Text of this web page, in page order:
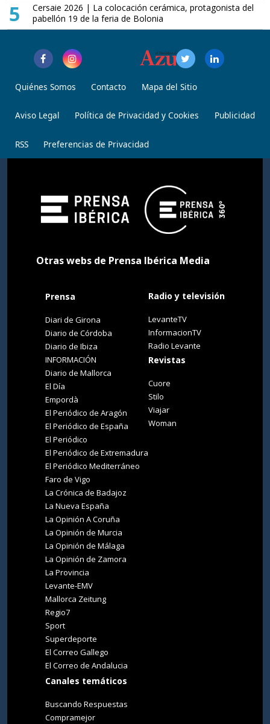
5
Cersaie 2026 | La colocación cerámica, protagonista del
pabellón 19 de la feria de Bolonia
Quiénes Somos Contacto Mapa del Sitio
Aviso Legal Política de Privacidad y Cookies Publicidad
RSS Preferencias de Privacidad
Otras webs de Prensa Ibérica Media
Prensa
Diari de Girona
Diario de Córdoba
Diario de Ibiza
INFORMACIÓN
Diario de Mallorca
El Día
Empordà
El Periódico de Aragón
El Periódico de España
El Periódico
El Periódico de Extremadura
El Periódico Mediterráneo
Faro de Vigo
La Crónica de Badajoz
La Nueva España
La Opinión A Coruña
La Opinión de Murcia
La Opinión de Málaga
La Opinión de Zamora
La Provincia
Levante-EMV
Mallorca Zeitung
Regio7
Sport
Superdeporte
El Correo Gallego
El Correo de Andalucia
Canales temáticos
Buscando Respuestas
Compramejor
Radio y televisión
LevanteTV
InformacionTV
Radio Levante
Revistas
Cuore
Stilo
Viajar
Woman